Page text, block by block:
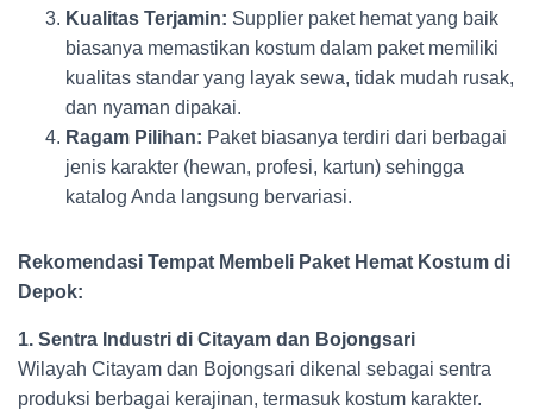
Kualitas Terjamin: Supplier paket hemat yang baik
biasanya memastikan kostum dalam paket memiliki
kualitas standar yang layak sewa, tidak mudah rusak,
dan nyaman dipakai.
Ragam Pilihan: Paket biasanya terdiri dari berbagai
jenis karakter (hewan, profesi, kartun) sehingga
katalog Anda langsung bervariasi.
Rekomendasi Tempat Membeli Paket Hemat Kostum di
Depok:
1. Sentra Industri di Citayam dan Bojongsari
Wilayah Citayam dan Bojongsari dikenal sebagai sentra
produksi berbagai kerajinan, termasuk kostum karakter.